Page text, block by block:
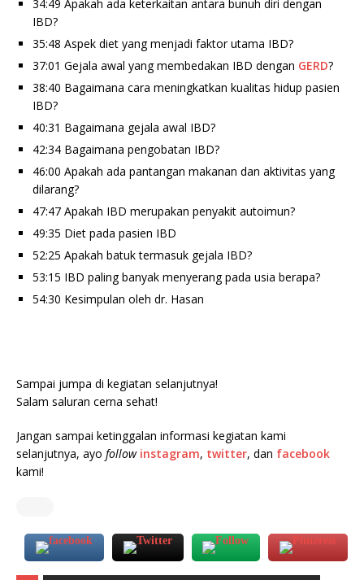
34:49 Apakah ada keterkaitan antara bunuh diri dengan
IBD?
35:48 Aspek diet yang menjadi faktor utama IBD?
37:01 Gejala awal yang membedakan IBD dengan GERD?
38:40 Bagaimana cara meningkatkan kualitas hidup pasien
IBD?
40:31 Bagaimana gejala awal IBD?
42:34 Bagaimana pengobatan IBD?
46:00 Apakah ada pantangan makanan dan aktivitas yang
dilarang?
47:47 Apakah IBD merupakan penyakit autoimun?
49:35 Diet pada pasien IBD
52:25 Apakah batuk termasuk gejala IBD?
53:15 IBD paling banyak menyerang pada usia berapa?
54:30 Kesimpulan oleh dr. Hasan
Sampai jumpa di kegiatan selanjutnya!
Salam saluran cerna sehat!
Jangan sampai ketinggalan informasi kegiatan kami
selanjutnya, ayo follow instagram, twitter, dan facebook
kami!